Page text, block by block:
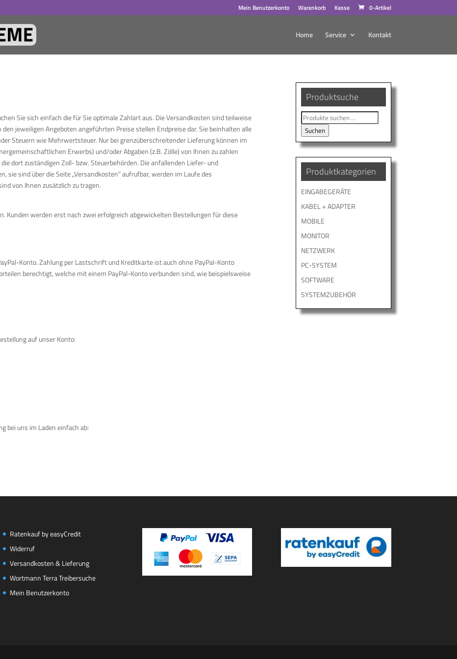
Mein Benutzerkonto Warenkorb Kasse 0-Artikel
Home Service Kontakt
Sie sich einfach die für Sie optimale Zahlart aus. Die Versandkosten sind teilweise
jeweiligen Angeboten angeführten Preise stellen Endpreise dar. Sie beinhalten alle
Steuern wie Mehrwertsteuer. Nur bei grenzüberschreitender Lieferung können im
Erwerbs) und/oder Abgaben (z.B. Zölle) von Ihnen zu zahlen
dort zuständigen Zoll- bzw. Steuerbehörden. Die anfallenden Liefer- und
sie sind über die Seite „Versandkosten“ aufrufbar, werden im Laufe des
von Ihnen zusätzlich zu tragen.
Kunden werden erst nach zwei erfolgreich abgewickelten Bestellungen für diese
Konto. Zahlung per Lastschrift und Kreditkarte ist auch ohne PayPal-Konto
berechtigt, welche mit einem PayPal-Konto verbunden sind, wie beispielsweise
auf unser Konto:
bei uns im Laden einfach ab:
Produktsuche
Suche
nach:
Suchen
Produktkategorien
EINGABEGERÄTE
KABEL + ADAPTER
MOBILE
MONITOR
NETZWERK
PC-SYSTEM
SOFTWARE
SYSTEMZUBEHÖR
Ratenkauf by easyCredit
Widerruf
Versandkosten & Lieferung
Wortmann Terra Treibersuche
Mein Benutzerkonto